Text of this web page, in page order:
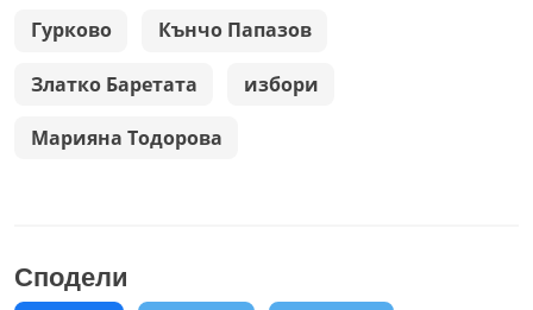
Гурково Кънчо Папазов
Златко Баретата избори
Марияна Тодорова
Сподели